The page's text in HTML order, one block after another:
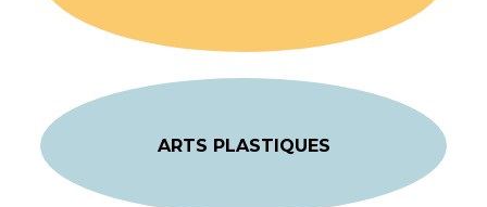
ARTS PLASTIQUES